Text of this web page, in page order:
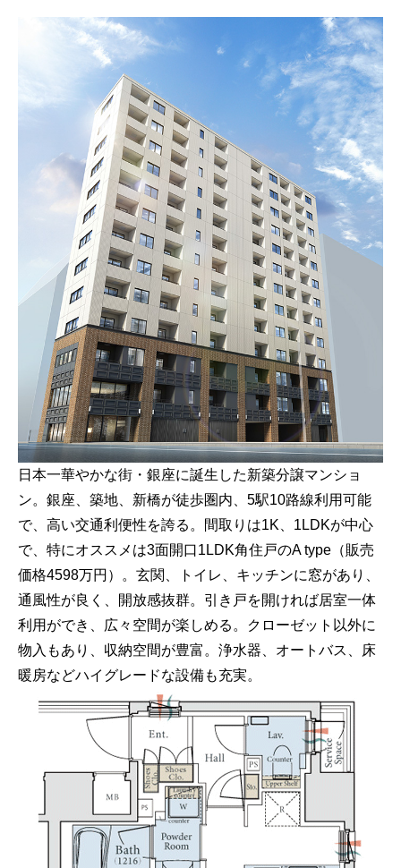
日本一華やかな街・銀座に誕生した新築分譲マンショ
ン。銀座、築地、新橋が徒歩圏内、5駅10路線利用可能
で、高い交通利便性を誇る。間取りは1K、1LDKが中心
で、特にオススメは3面開口1LDK角住戸のA type（販売
価格4598万円）。玄関、トイレ、キッチンに窓があり、
通風性が良く、開放感抜群。引き戸を開ければ居室一体
利用ができ、広々空間が楽しめる。クローゼット以外に
物入もあり、収納空間が豊富。浄水器、オートバス、床
暖房などハイグレードな設備も充実。